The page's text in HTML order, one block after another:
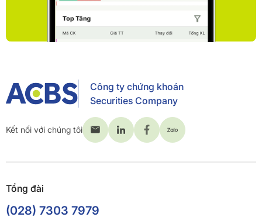
Công ty chứng khoán
Securities Company
Kết nối với chúng tôi
Tổng đài
(028) 7303 7979